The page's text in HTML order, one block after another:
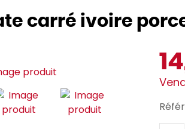
carré ivoire